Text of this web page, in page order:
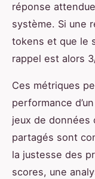
réponse
système. Si une
tokens et que le
rappel est alors
Ces métriques
performance
jeux de données
partagés sont
la justesse des
scores, une